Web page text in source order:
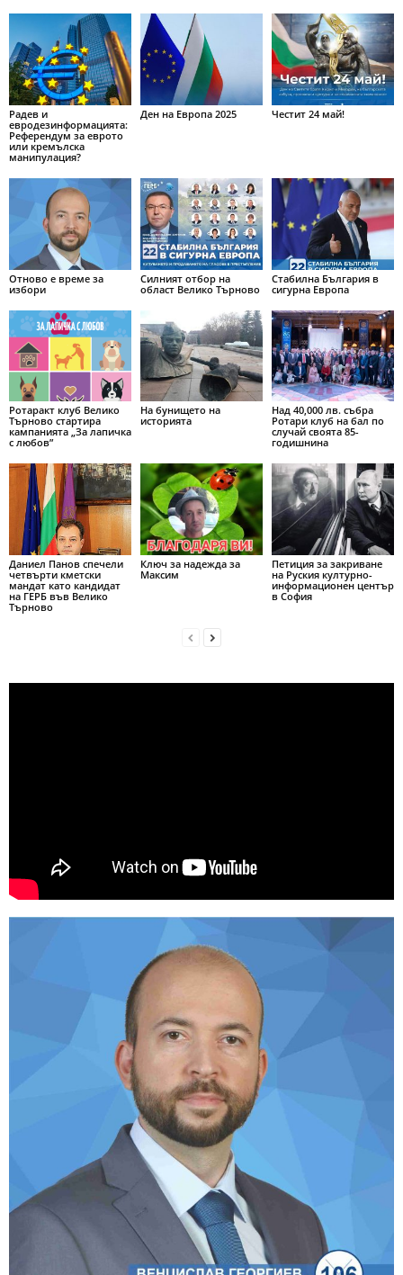
Радев и
евродезинформацията:
Референдум за еврото
или кремълска
манипулация?
Ден на Европа 2025 Честит 24 май!
Отново е време за
избори
Силният отбор на
област Велико Търново
Стабилна България в
сигурна Европа
Ротаракт клуб Велико
Търново стартира
кампанията „За лапичка
с любов”
На бунището на
историята
Над 40,000 лв. събра
Ротари клуб на бал по
случай своята 85-
годишнина
Даниел Панов спечели
четвърти кметски
мандат като кандидат
на ГЕРБ във Велико
Търново
Ключ за надежда за
Максим
Петиция за закриване
на Руския културно-
информационен център
в София